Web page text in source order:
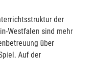
der
Westfalen sind mehr
über
Auf der